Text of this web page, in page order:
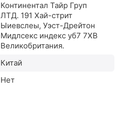
Континентал Тайр Груп
ЛТД. 191 Хай-стрит
Ыиевслеы, Уэст-Дрейтон
Мидлсекс индекс уб7 7XВ
Великобритания.
Китай
Нет